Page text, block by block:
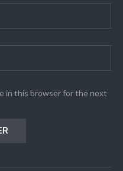
in this browser for the next